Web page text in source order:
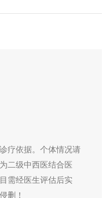
疗依据。个体情况请
二级中西医结合医
需经医生评估后实
删！